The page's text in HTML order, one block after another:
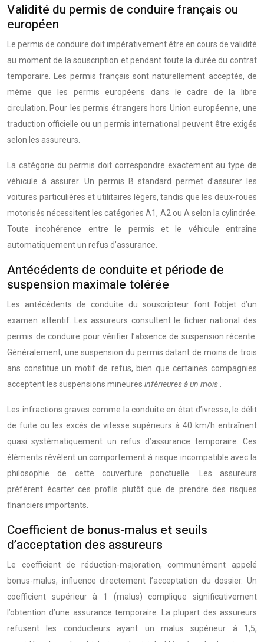
Validité du permis de conduire français ou
européen
Le permis de conduire doit impérativement être en cours de validité
au moment de la souscription et pendant toute la durée du contrat
temporaire. Les permis français sont naturellement acceptés, de
même que les permis européens dans le cadre de la libre
circulation. Pour les permis étrangers hors Union européenne, une
traduction officielle ou un permis international peuvent être exigés
selon les assureurs.
La catégorie du permis doit correspondre exactement au type de
véhicule à assurer. Un permis B standard permet d’assurer les
voitures particulières et utilitaires légers, tandis que les deux-roues
motorisés nécessitent les catégories A1, A2 ou A selon la cylindrée.
Toute incohérence entre le permis et le véhicule entraîne
automatiquement un refus d’assurance.
Antécédents de conduite et période de
suspension maximale tolérée
Les antécédents de conduite du souscripteur font l’objet d’un
examen attentif. Les assureurs consultent le fichier national des
permis de conduire pour vérifier l’absence de suspension récente.
Généralement, une suspension du permis datant de moins de trois
ans constitue un motif de refus, bien que certaines compagnies
acceptent les suspensions mineures inférieures à un mois
Les infractions graves comme la conduite en état d’ivresse, le délit
de fuite ou les excès de vitesse supérieurs à 40 km/h entraînent
quasi systématiquement un refus d’assurance temporaire. Ces
éléments révèlent un comportement à risque incompatible avec la
philosophie de cette couverture ponctuelle. Les assureurs
préfèrent écarter ces profils plutôt que de prendre des risques
financiers importants.
Coefficient de bonus-malus et seuils
d’acceptation des assureurs
Le coefficient de réduction-majoration, communément appelé
bonus-malus, influence directement l’acceptation du dossier. Un
coefficient supérieur à 1 (malus) complique significativement
l’obtention d’une assurance temporaire. La plupart des assureurs
refusent les conducteurs ayant un malus supérieur à 1,5,